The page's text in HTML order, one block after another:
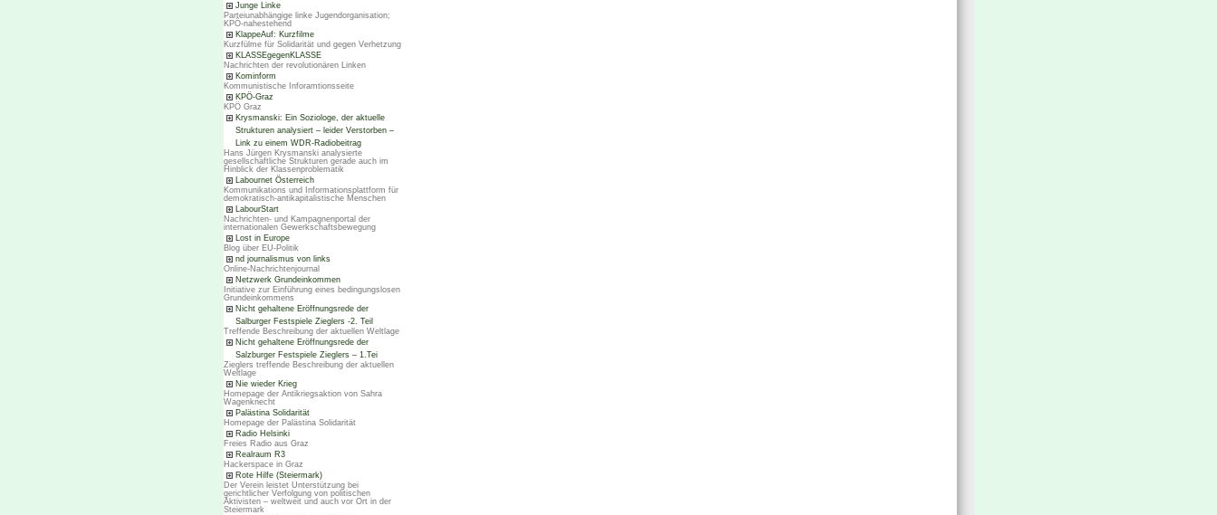
Junge Linke
Parteiunabhängige linke Jugendorganisation;
KPÖ-nahestehend
KlappeAuf: Kurzfilme
Kurzfülme für Solidarität und gegen Verhetzung
KLASSEgegenKLASSE
Nachrichten der revolutionären Linken
Kominform
Kommunistische Inforamtionsseite
KPÖ-Graz
KPÖ Graz
Krysmanski: Ein Soziologe, der aktuelle
Strukturen analysiert – leider Verstorben –
Link zu einem WDR-Radiobeitrag
Hans Jürgen Krysmanski analysierte
gesellschaftliche Strukturen gerade auch im
Hinblick der Klassenproblematik
Labournet Österreich
Kommunikations und Informationsplattform für
demokratisch-antikapitalistische Menschen
LabourStart
Nachrichten- und Kampagnenportal der
internationalen Gewerkschaftsbewegung
Lost in Europe
Blog über EU-Politik
nd journalismus von links
Online-Nachrichtenjournal
Netzwerk Grundeinkommen
Initiative zur Einführung eines bedingungslosen
Grundeinkommens
Nicht gehaltene Eröffnungsrede der
Salburger Festspiele Zieglers -2. Teil
Treffende Beschreibung der aktuellen Weltlage
Nicht gehaltene Eröffnungsrede der
Salzburger Festspiele Zieglers – 1.Tei
Zieglers treffende Beschreibung der aktuellen
Weltlage
Nie wieder Krieg
Homepage der Antikriegsaktion von Sahra
Wagenknecht
Palästina Solidarität
Homepage der Palästina Solidarität
Radio Helsinki
Freies Radio aus Graz
Realraum R3
Hackerspace in Graz
Rote Hilfe (Steiermark)
Der Verein leistet Unterstützung bei
gerichtlicher Verfolgung von politischen
Aktivisten – weltweit und auch vor Ort in der
Steiermark